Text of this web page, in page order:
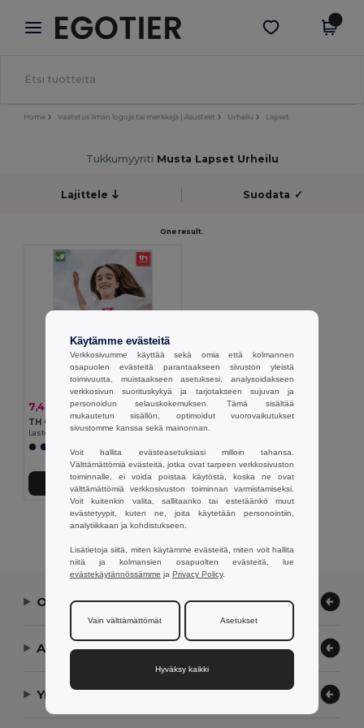
× Egotier-sovellus
Paremmat hinnat appissa!
Hae sovellus
Home Vaatetus ilman logoja tai merkkejä | Asusteet Urheilu Lapset
Tukkumyynti Musta Lapset Urheilu
Lajittele Suodata ✓
One result.
7,40 € 8,26 € -10%
TH Clothes 30296
Lasten urheilushortsit
+1 Värit
Näytetään Kaikki Tuotteet.
Ota yhteyttä
Anna meidän auttaa
Yrityksemme
Käytämme evästeitä
Verkkosivumme käyttää sekä omia että kolmannen
osapuolen evästeitä parantaakseen sivuston yleistä
toimivuutta, muistaakseen asetuksesi, analysoidakseen
verkkosivun suorituskykyä ja tarjotakseen sujuvan ja
personoidun selauskokemuksen. Tämä sisältää
mukautetun sisällön, optimoidut vuorovaikutukset
sivustomme kanssa sekä mainonnan.
Voit hallita evästeasetuksiasi milloin tahansa.
Välttämättömiä evästeitä, jotka ovat tarpeen verkkosivuston
toiminnalle, ei voida poistaa käytöstä, koska ne ovat
välttämättömiä verkkosivuston toiminnan varmistamiseksi.
Voit kuitenkin valita, sallitaanko tai estetäänkö muut
evästetyypit, kuten ne, joita käytetään personointiin,
analytiikkaan ja kohdistukseen.
Lisätietoja siitä, miten käytämme evästeitä, miten voit hallita
niitä ja kolmansien osapuolten evästeitä, lue
evästekäytännössämme ja Privacy Policy.
Vain välttämättömät Asetukset
Hyväksy kaikki